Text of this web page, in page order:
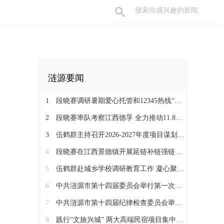
涟源要闻
1 段晓赛调研暑期爱心托管和12345热线“领导接听日”工作：在办好民生实事中打通基层治理“最后一米”
2 段晓赛率队考察江西德孚 全力推动11.8亿元循环经济项目提速增效
3 伍鹤群主持召开2026-2027年度项目谋划调度会
4 段晓赛在江西景德镇开展延链补链强链招商 围绕“三电一钛”精准发力
5 伍鹤群赴城乡学校调研教育工作 凝心聚力推动涟源教育高质量发展
6 中共涟源市第十四届委员会举行第一次全体会议 段晓赛当选市委书记 伍鹤群周杨当选市委副书记
7 中共涟源市第十四届纪律检查委员会举行第一次全体会议
8 践行“文旅兴城” 两大高端民宿项目集中签约开工 全力打造“湖湘地区文旅康养名城”